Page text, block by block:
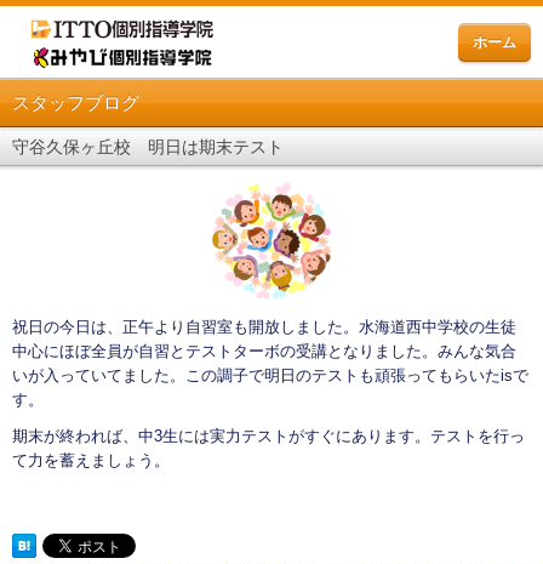
ホーム
スタッフブログ
守谷久保ヶ丘校 明日は期末テスト
祝日の今日は、正午より自習室も開放しました。水海道西中学校の生徒
中心にほぼ全員が自習とテストターボの受講となりました。みんな気合
いが入っていてました。この調子で明日のテストも頑張ってもらいたisで
す。
期末が終われば、中3生には実力テストがすぐにあります。テストを行っ
て力を蓄えましょう。